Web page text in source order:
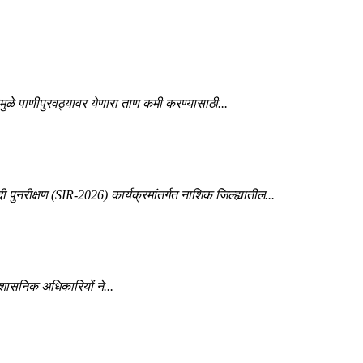
पाणीपुरवठ्यावर येणारा ताण कमी करण्यासाठी...
(SIR-2026) कार्यक्रमांतर्गत नाशिक जिल्ह्यातील...
अधिकारियों ने...